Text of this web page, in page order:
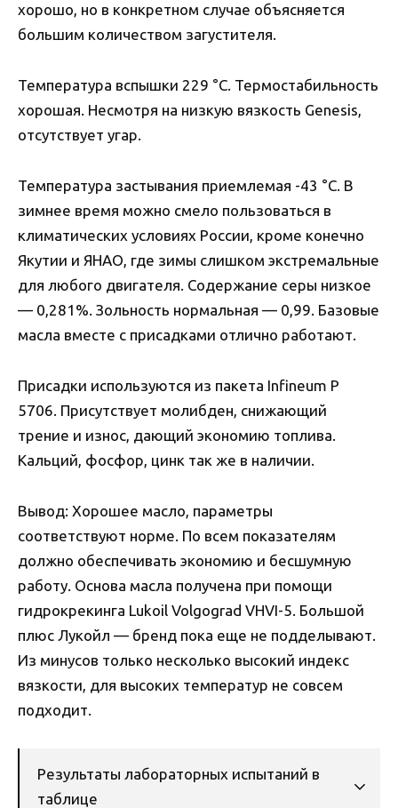
хорошо, но в конкретном случае объясняется
большим количеством загустителя.
Температура вспышки 229 °C. Термостабильность
хорошая. Несмотря на низкую вязкость Genesis,
отсутствует угар.
Температура застывания приемлемая -43 °C. В
зимнее время можно смело пользоваться в
климатических условиях России, кроме конечно
Якутии и ЯНАО, где зимы слишком экстремальные
для любого двигателя. Содержание серы низкое
— 0,281%. Зольность нормальная — 0,99. Базовые
масла вместе с присадками отлично работают.
Присадки используются из пакета Infineum P
5706. Присутствует молибден, снижающий
трение и износ, дающий экономию топлива.
Кальций, фосфор, цинк так же в наличии.
Вывод: Хорошее масло, параметры
соответствуют норме. По всем показателям
должно обеспечивать экономию и бесшумную
работу. Основа масла получена при помощи
гидрокрекинга Lukoil Volgograd VHVI-5. Большой
плюс Лукойл — бренд пока еще не подделывают.
Из минусов только несколько высокий индекс
вязкости, для высоких температур не совсем
подходит.
Результаты лабораторных испытаний в
таблице